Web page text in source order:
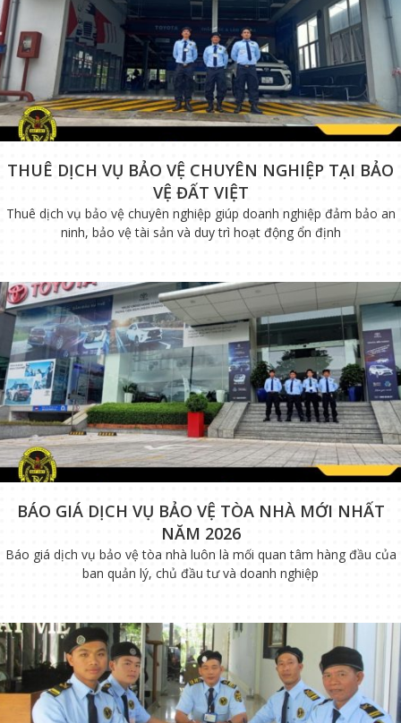
THUÊ DỊCH VỤ BẢO VỆ CHUYÊN NGHIỆP TẠI BẢO
VỆ ĐẤT VIỆT
Thuê dịch vụ bảo vệ chuyên nghiệp giúp doanh nghiệp đảm bảo an
ninh, bảo vệ tài sản và duy trì hoạt động ổn định
BÁO GIÁ DỊCH VỤ BẢO VỆ TÒA NHÀ MỚI NHẤT
NĂM 2026
Báo giá dịch vụ bảo vệ tòa nhà luôn là mối quan tâm hàng đầu của
ban quản lý, chủ đầu tư và doanh nghiệp